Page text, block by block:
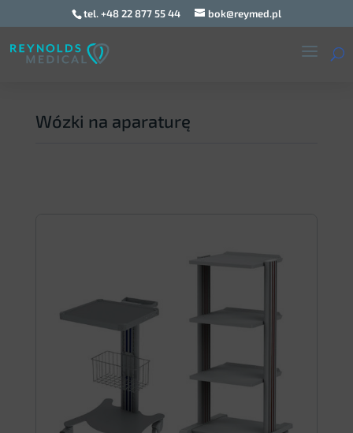
tel. +48 22 877 55 44 bok@reymed.pl
Wózki na aparaturę